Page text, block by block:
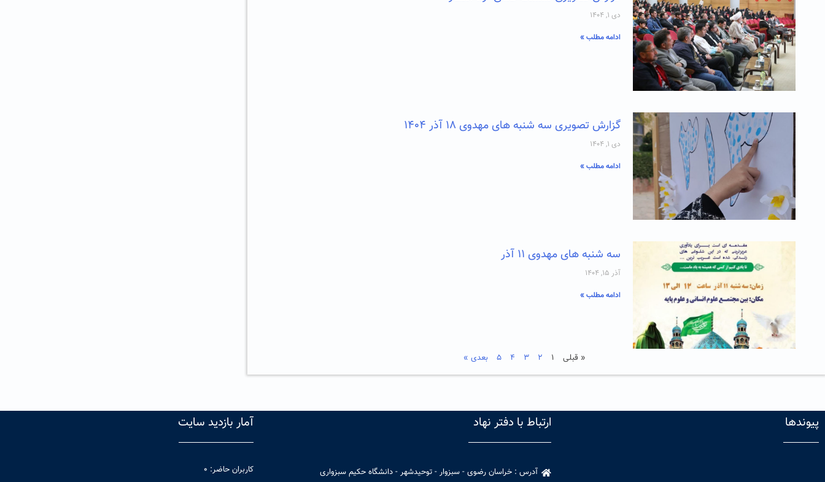
دی ۱, ۱۴۰۴
ادامه مطلب »
گزارش تصویری سه شنبه های مهدوی ۱۸ آذر ۱۴۰۴
دی ۱, ۱۴۰۴
ادامه مطلب »
سه شنبه های مهدوی ۱۱ آذر
آذر ۱۵, ۱۴۰۴
ادامه مطلب »
« قبلی ۱ ۲ ۳ ۴ ۵ بعدی »
پیوندها ارتباط با دفتر نهاد
آدرس : خراسان رضوی - سبزوار - توحیدشهر - دانشگاه حکیم سبزواری​
آمار بازدید سایت
کاربران حاضر: ۰